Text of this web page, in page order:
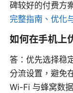
碑较好的付费方
完整指南、优化
如何在手机上
答：优先选择稳
分流设置，避免
Wi-Fi 与蜂窝数